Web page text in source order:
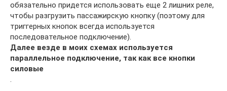
обязательно придется использовать еще 2 лишних реле,
чтобы разгрузить пассажирскую кнопку (поэтому для
триггерных кнопок всегда используется
последовательное подключение).
Далее везде в моих схемах используется
параллельное подключение, так как все кнопки
силовые
.